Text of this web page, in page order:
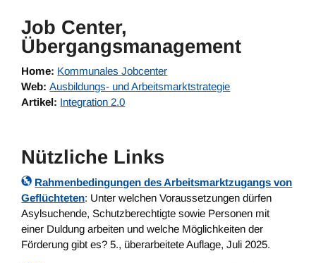
Job Center,
Übergangsmanagement
Home: Kommunales Jobcenter
Web: Ausbildungs- und Arbeitsmarktstrategie
Artikel: Integration 2.0
Nützliche Links
Rahmenbedingungen des Arbeitsmarktzugangs von
Geflüchteten: Unter welchen Voraussetzungen dürfen
Asylsuchende, Schutzberechtigte sowie Personen mit
einer Duldung arbeiten und welche Möglichkeiten der
Förderung gibt es? 5., überarbeitete Auflage, Juli 2025.